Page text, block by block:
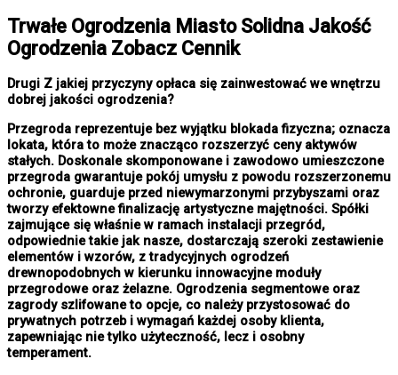
Trwałe Ogrodzenia MiastoSolidna Jakość
Ogrodzenia Zobacz Cennik
Drugi Z jakiej przyczyny opłaca się zainwestować we wnętrzu
dobrej jakości ogrodzenia?
Przegroda reprezentuje bez wyjątku blokada fizyczna; oznacza
lokata, która to może znacząco rozszerzyć ceny aktywów
stałych. Doskonale skomponowane i zawodowo umieszczone
przegroda gwarantuje pokój umysłu z powodu rozszerzonemu
ochronie, guarduje przed niewymarzonymi przybyszami oraz
tworzy efektowne finalizację artystyczne majętności. Spółki
zajmujące się właśnie w ramach instalacji przegród,
odpowiednie takie jak nasze, dostarczają szeroki zestawienie
elementów i wzorów, z tradycyjnych ogrodzeń
drewnopodobnych w kierunku innowacyjne moduły
przegrodowe oraz żelazne. Ogrodzenia segmentowe oraz
zagrody szlifowane to opcje, co należy przystosować do
prywatnych potrzeb i wymagań każdej osoby klienta,
zapewniając nie tylko użyteczność, lecz i osobny
temperament.